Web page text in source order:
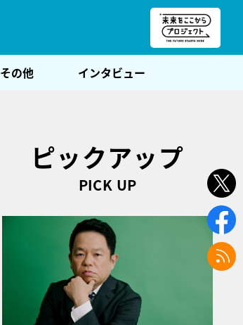
その他 インタビュー
ピックアップ
PICK UP